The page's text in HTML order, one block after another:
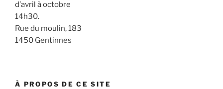
d’avril à octobre
14h30.
Rue du moulin, 183
1450 Gentinnes
À PROPOS DE CE SITE